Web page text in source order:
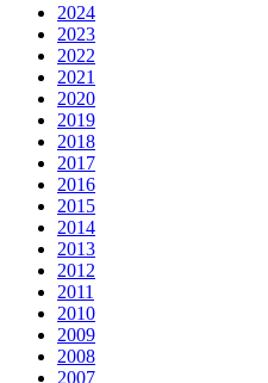
2024
2023
2022
2021
2020
2019
2018
2017
2016
2015
2014
2013
2012
2011
2010
2009
2008
2007